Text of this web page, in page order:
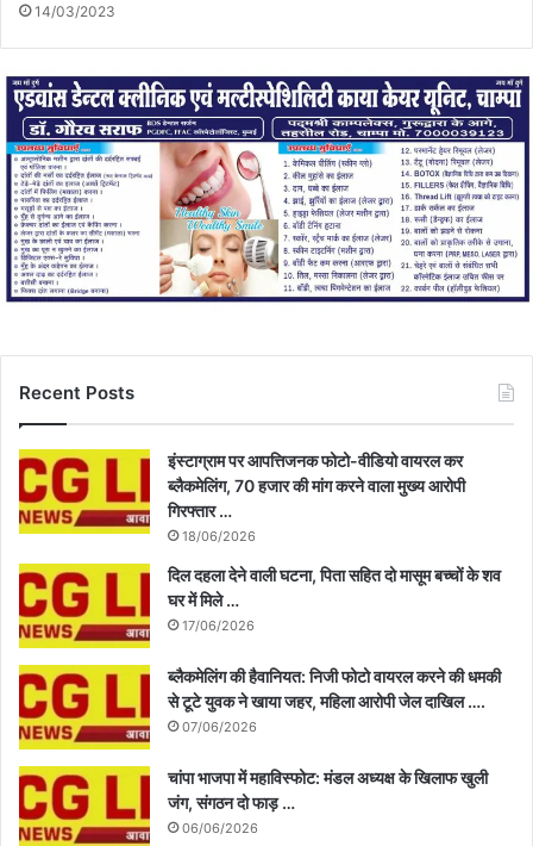
14/03/2023
Recent Posts
इंस्टाग्राम पर आपत्तिजनक फोटो-वीडियो वायरल कर
ब्लैकमेलिंग, 70 हजार की मांग करने वाला मुख्य आरोपी
गिरफ्तार …
18/06/2026
दिल दहला देने वाली घटना, पिता सहित दो मासूम बच्चों के शव
घर में मिले …
17/06/2026
ब्लैकमेलिंग की हैवानियत: निजी फोटो वायरल करने की धमकी
से टूटे युवक ने खाया जहर, महिला आरोपी जेल दाखिल ….
07/06/2026
चांपा भाजपा में महाविस्फोट: मंडल अध्यक्ष के खिलाफ खुली
जंग, संगठन दो फाड़ …
06/06/2026